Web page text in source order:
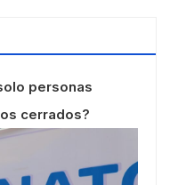
personas
cerrados?